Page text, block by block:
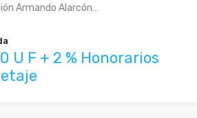
Armando Alarcón…
U F + 2 % Honorarios